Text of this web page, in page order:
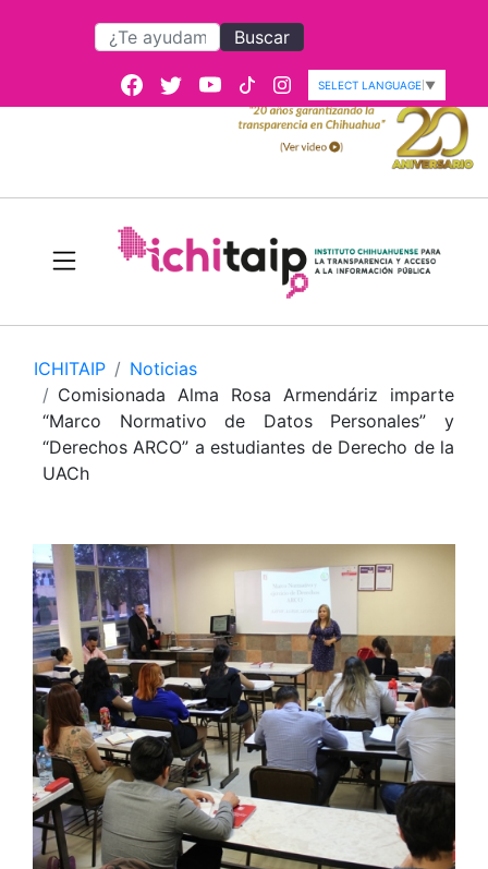
Buscar
SELECT LANGUAGE ▼
ICHITAIP
Noticias
Comisionada Alma Rosa Armendáriz imparte
“Marco Normativo de Datos Personales” y
“Derechos ARCO” a estudiantes de Derecho de la
UACh